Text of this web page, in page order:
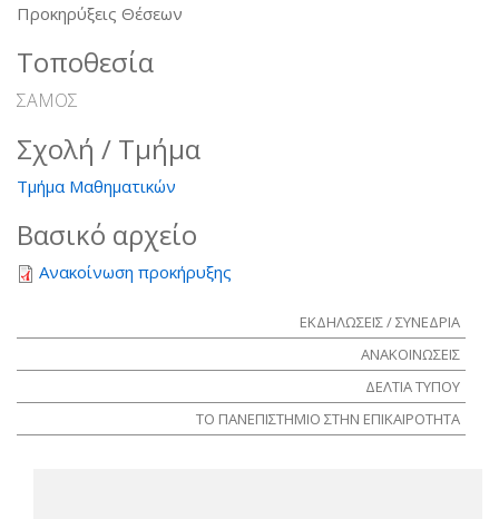
Προκηρύξεις Θέσεων
Τοποθεσία
ΣΑΜΟΣ
Σχολή / Τμήμα
Τμήμα Μαθηματικών
Βασικό αρχείο
Ανακοίνωση προκήρυξης
ΕΚΔΗΛΩΣΕΙΣ / ΣΥΝΕΔΡΙΑ
ΑΝΑΚΟΙΝΩΣΕΙΣ
ΔΕΛΤΙΑ ΤΥΠΟΥ
ΤΟ ΠΑΝΕΠΙΣΤΗΜΙΟ ΣΤΗΝ ΕΠΙΚΑΙΡΟΤΗΤΑ